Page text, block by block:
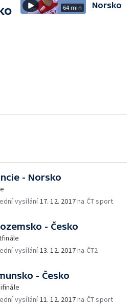
64 min
Norsko
- Norsko
vysílání17. 12. 2017na ČT sport
- Česko
vysílání13. 12. 2017na ČT2
- Česko
vysílání11. 12. 2017na ČT sport